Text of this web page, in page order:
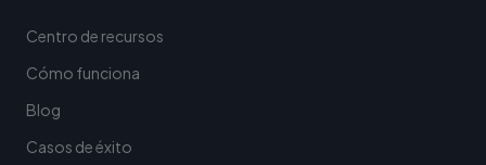
Centro de recursos
Cómo funciona
Blog
Casos de éxito